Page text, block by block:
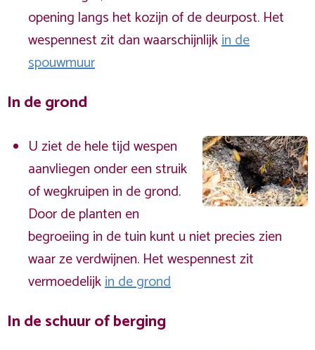
opening langs het kozijn of de deurpost. Het
wespennest zit dan waarschijnlijkin de
spouwmuur
In de grond
U ziet de hele tijd wespen
aanvliegen onder een struik
of wegkruipen in de grond.
Door de planten en
begroeiing in de tuin kunt u niet precies zien
waar ze verdwijnen. Het wespennest zit
vermoedelijkin de grond
In de schuur of berging